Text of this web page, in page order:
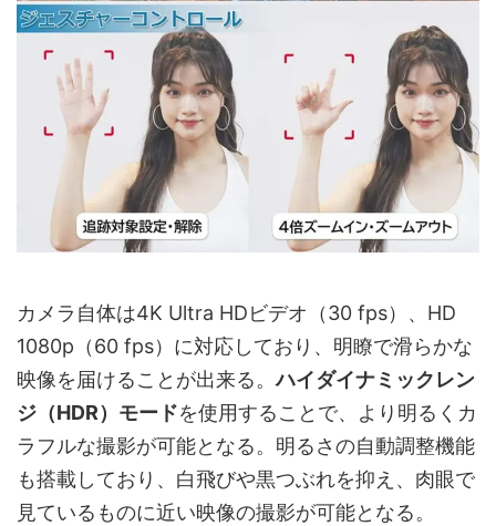
カメラ自体は4K Ultra HDビデオ（30 fps）、HD
1080p（60 fps）に対応しており、明瞭で滑らかな
映像を届けることが出来る。ハイダイナミックレン
ジ（HDR）モードを使用することで、より明るくカ
ラフルな撮影が可能となる。明るさの自動調整機能
も搭載しており、白飛びや黒つぶれを抑え、肉眼で
見ているものに近い映像の撮影が可能となる。